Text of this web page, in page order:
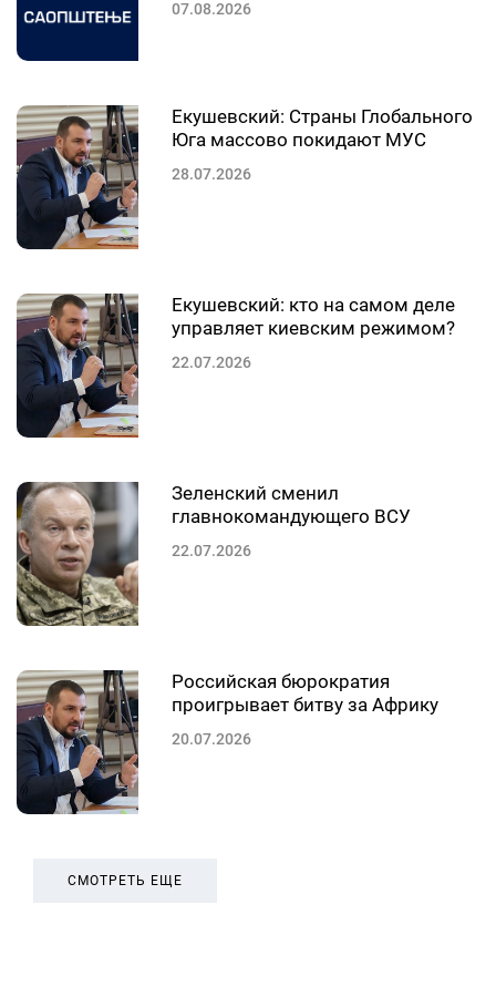
07.08.2026
Екушевский: Страны Глобального
Юга массово покидают МУС
28.07.2026
Екушевский: кто на самом деле
управляет киевским режимом?
22.07.2026
Зеленский сменил
главнокомандующего ВСУ
22.07.2026
Российская бюрократия
проигрывает битву за Африку
20.07.2026
СМОТРЕТЬ ЕЩЕ